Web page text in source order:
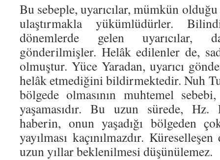
Bu sebeple, uyarıcılar, mümkün
ulaştırmakla yükümlüdürler.
dönemlerde gelen uyarıcılar,
gönderilmişler. Helâk edilenler de,
olmuştur. Yüce Yaradan, uyarıcı
helâk etmediğini bildirmektedir. Nuh
bölgede olmasının muhtemel
yaşamasıdır. Bu uzun sürede, Hz.
haberin, onun yaşadığı bölgeden
yayılması kaçınılmazdır.
uzun yıllar beklenilmesi düşünülemez.